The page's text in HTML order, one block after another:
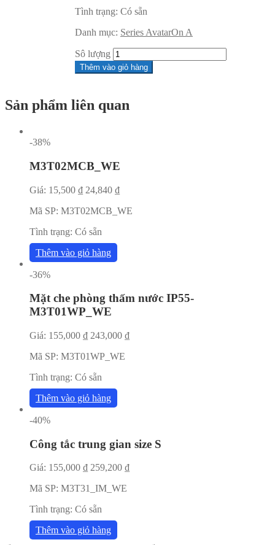
Tình trạng: Có sẵn
Danh mục: Series AvatarOn A
Sô lượng
Thêm vào giỏ hàng
Sản phẩm liên quan
-38%
M3T02MCB_WE
Giá: 15,500 ₫ 24,840 ₫
Mã SP: M3T02MCB_WE
Tình trạng: Có sẵn
Thêm vào giỏ hàng
-36%
Mặt che phòng thấm nước IP55-
M3T01WP_WE
Giá: 155,000 ₫ 243,000 ₫
Mã SP: M3T01WP_WE
Tình trạng: Có sẵn
Thêm vào giỏ hàng
-40%
Công tắc trung gian size S
Giá: 155,000 ₫ 259,200 ₫
Mã SP: M3T31_IM_WE
Tình trạng: Có sẵn
Thêm vào giỏ hàng